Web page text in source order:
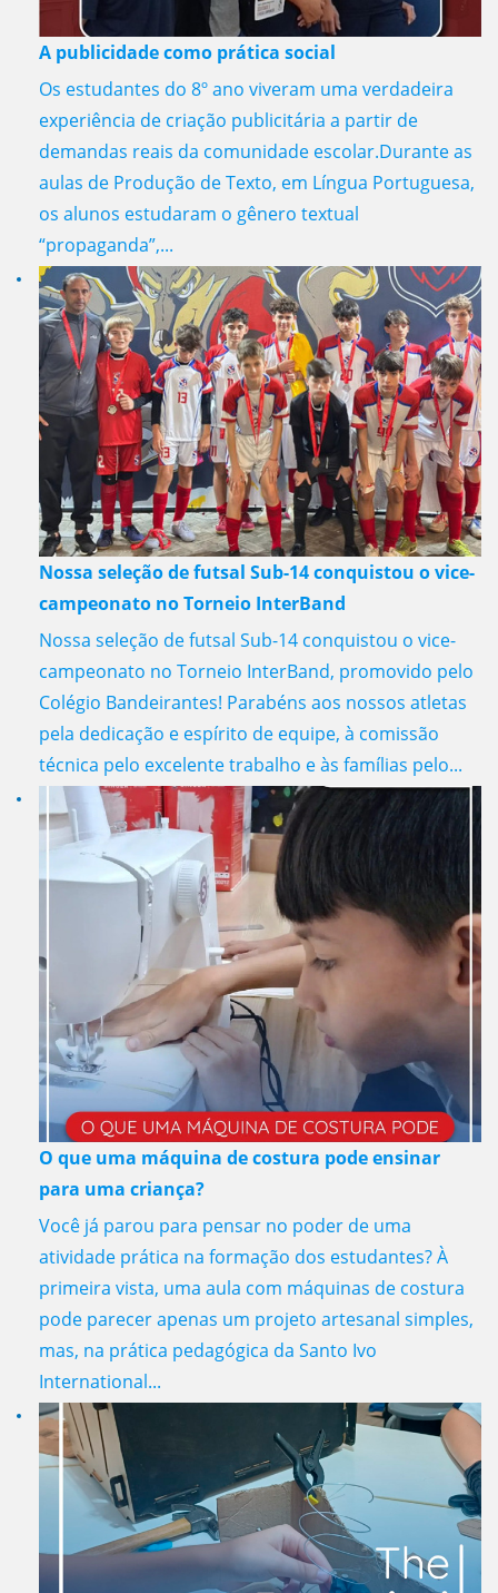
A publicidade como prática social
Os estudantes do 8º ano viveram uma verdadeira
experiência de criação publicitária a partir de
demandas reais da comunidade escolar.Durante as
aulas de Produção de Texto, em Língua Portuguesa,
os alunos estudaram o gênero textual
“propaganda”,...
Nossa seleção de futsal Sub-14 conquistou o vice-
campeonato no Torneio InterBand
Nossa seleção de futsal Sub-14 conquistou o vice-
campeonato no Torneio InterBand, promovido pelo
Colégio Bandeirantes! Parabéns aos nossos atletas
pela dedicação e espírito de equipe, à comissão
técnica pelo excelente trabalho e às famílias pelo...
O que uma máquina de costura pode ensinar
para uma criança?
Você já parou para pensar no poder de uma
atividade prática na formação dos estudantes? À
primeira vista, uma aula com máquinas de costura
pode parecer apenas um projeto artesanal simples,
mas, na prática pedagógica da Santo Ivo
International...